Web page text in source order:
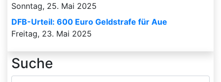
Sonntag, 25. Mai 2025
DFB-Urteil: 600 Euro Geldstrafe für Aue
Freitag, 23. Mai 2025
Suche